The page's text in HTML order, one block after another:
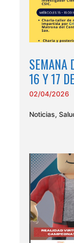
SEMANA
16 Y 17
02/04/2026
Noticias,